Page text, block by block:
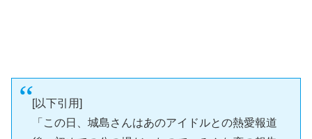
[以下引用]
「この日、城島さんはあのアイドルとの熱愛報道